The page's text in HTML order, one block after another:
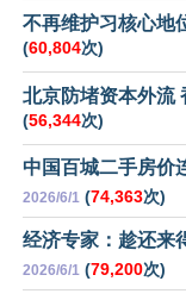
不再维护习核心地
(60,804次)
北京防堵资本外流
(56,344次)
中国百城二手房价
2026/6/1 (74,363次)
经济专家：趁还来
2026/6/1 (79,200次)